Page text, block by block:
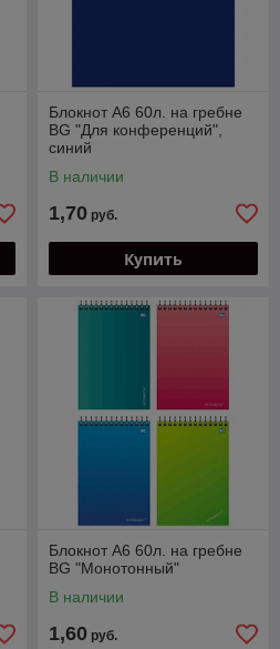
Блокнот А6 60л. на гребне
BG "Для конференций",
синий
В наличии
1,70 руб.
Купить
Блокнот А6 60л. на гребне
BG "Монотонный"
В наличии
1,60 руб.